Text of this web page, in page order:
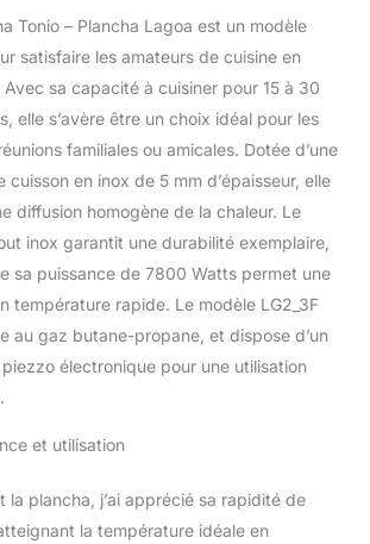
% Française
au quotidien : avec
son temps de
chauffe rapide de
minutes et sa
grande facilité
d'entretien, cette
plancha convient à
une utilisation
plancha familiale :
assez grande pour
cuisiner pour 15 à
30 personnes, cette
plancha utilisable à
aliments de 110° à
330 °C. SÉCURITÉ
Tonio – Plancha Lagoa est un modèle
satisfaire les amateurs de cuisine en
Avec sa capacité à cuisiner pour 15 à 30
elle s’avère être un choix idéal pour les
familiales ou amicales. Dotée d’une
cuisson en inox de 5 mm d’épaisseur, elle
diffusion homogène de la chaleur. Le
inox garantit une durabilité exemplaire,
sa puissance de 7800 Watts permet une
température rapide. Le modèle LG2_3F
au gaz butane-propane, et dispose d’un
électronique pour une utilisation
et utilisation
la plancha, j’ai apprécié sa rapidité de
la température idéale en